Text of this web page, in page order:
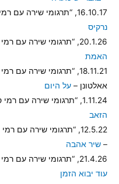
16.10.17, “תרגומי שירה עם רמי סערי באתר של נילי דגן”: אני סומרי –
נרקיס
20.1.26, “תרגומי שירה עם רמי סערי באתר של נילי דגן”: אסה פסונן –
האמת
18.11.21, “תרגומי שירה
אאלטונן – על היום
1.11.24, “תרגומי שירה עם רמי סערי באתר של נילי דגן”: הלי סלונגה –
הזאב
12.5.22, “תרגומי שירה עם
– שיר אהבה
21.4.26, “תרגומי שירה עם רמי סערי באתר של נילי דגן”: הרי הרטל –
עוד יבוא הזמן